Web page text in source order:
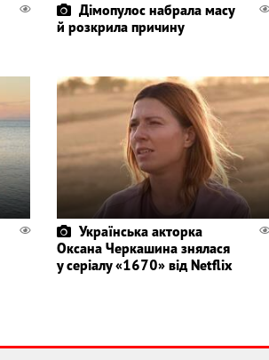
Дімопулос набрала масу
й розкрила причину
Українська акторка
Оксана Черкашина знялася
у серіалу «1670» від Netflix